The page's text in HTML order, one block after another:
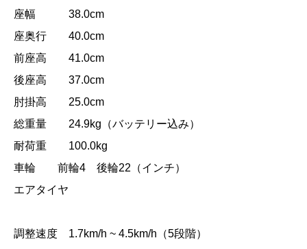
座幅 38.0cm
座奥行 40.0cm
前座高 41.0cm
後座高 37.0cm
肘掛高 25.0cm
総重量 24.9kg（バッテリー込み）
耐荷重 100.0kg
車輪 前輪4 後輪22（インチ）
エアタイヤ
調整速度 1.7km/h ~ 4.5km/h（5段階）